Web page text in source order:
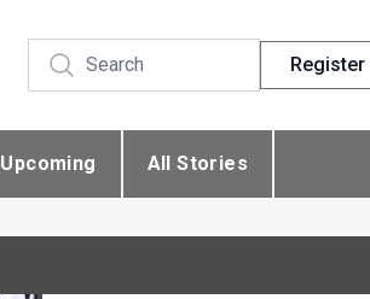
Register
Upcoming All Stories